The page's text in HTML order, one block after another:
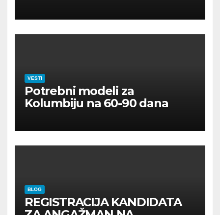
VESTI
Potrebni modeli za
Kolumbiju na 60-90 dana
BLOG
REGISTRACIJA KANDIDATA